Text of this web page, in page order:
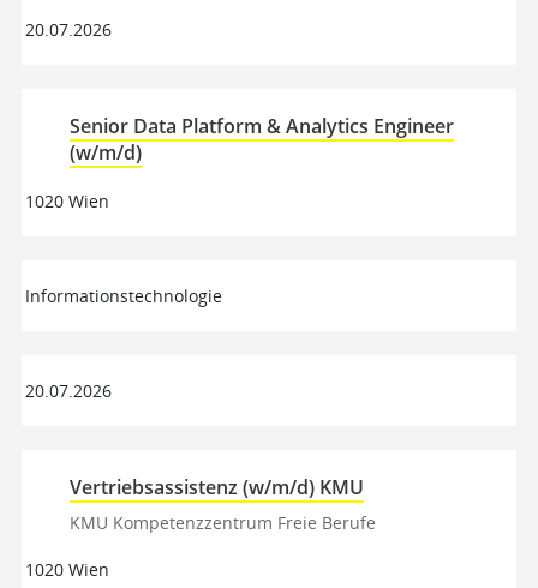
20.07.2026
Senior Data Platform & Analytics Engineer
(w/m/d)
1020 Wien
Informationstechnologie
20.07.2026
Vertriebsassistenz (w/m/d) KMU
KMU Kompetenzzentrum Freie Berufe
1020 Wien